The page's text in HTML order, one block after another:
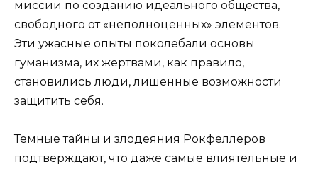
миссии по созданию идеального общества,
свободного от «неполноценных» элементов.
Эти ужасные опыты поколебали основы
гуманизма, их жертвами, как правило,
становились люди, лишенные возможности
защитить себя.
Темные тайны и злодеяния Рокфеллеров
подтверждают, что даже самые влиятельные и